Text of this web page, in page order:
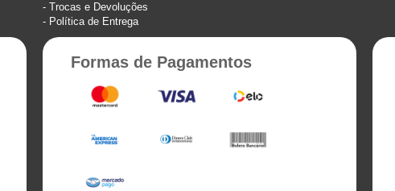
Trocas e Devoluções
Política de Entrega
Formas de Pagamentos